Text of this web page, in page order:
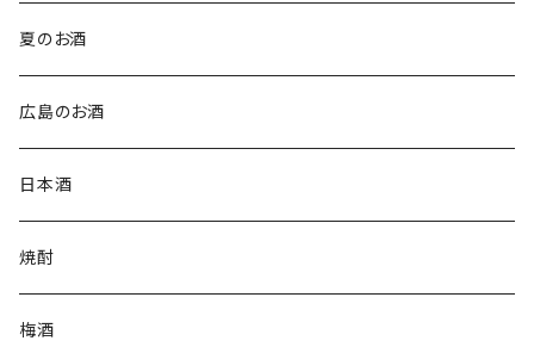
夏のお酒
広島のお酒
日本酒
焼酎
梅酒